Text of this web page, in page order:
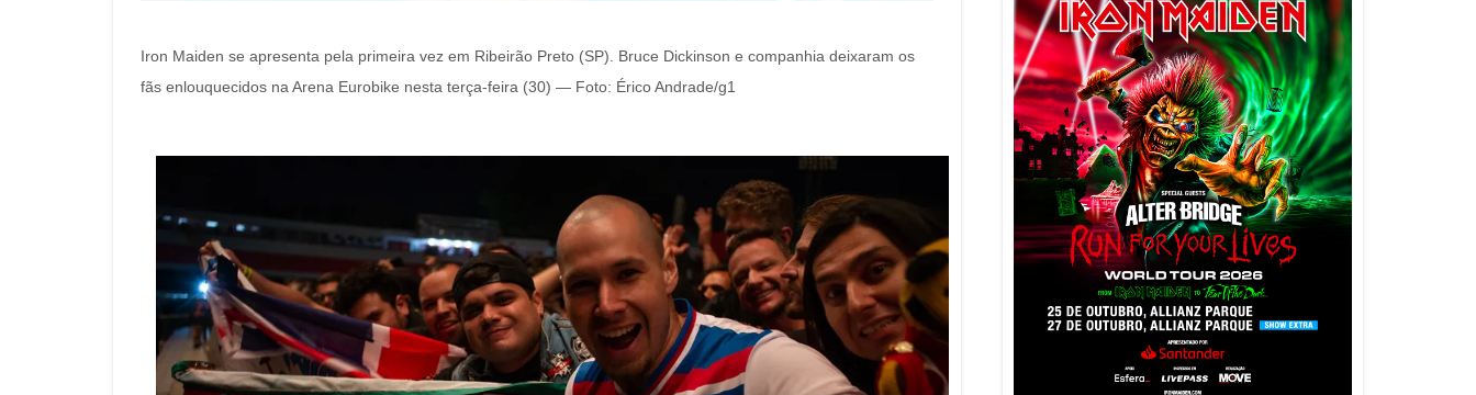
Iron Maiden se apresenta pela primeira vez em Ribeirão Preto (SP). Bruce Dickinson e companhia deixaram os
fãs enlouquecidos na Arena Eurobike nesta terça-feira (30) — Foto: Érico Andrade/g1